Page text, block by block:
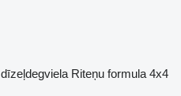
dīzeļdegviela Riteņu formula 4x4